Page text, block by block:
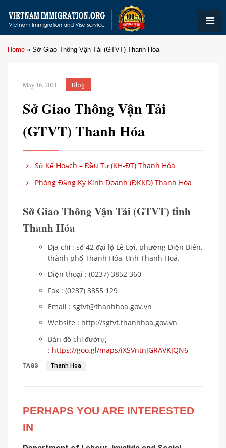
Home » Sở Giao Thông Vận Tải (GTVT) Thanh Hóa
May 16, 2021 Blog
Sở Giao Thông Vận Tải
(GTVT) Thanh Hóa
Sở Kế Hoạch – Đầu Tư (KH-ĐT) Thanh Hóa
Phòng Đăng Ký Kinh Doanh (ĐKKD) Thanh Hóa
Sở Giao Thông Vận Tải (GTVT) tỉnh
Thanh Hóa
Địa chỉ : số 42 đại lộ Lê Lợi, phường Điện Biên,
thành phố Thanh Hóa, tỉnh Thanh Hoá.
Điện thoại : (0237) 3852 360
Fax : (0237) 3855 129
Email : sgtvt@thanhhoa.gov.vn
Website : http://sgtvt.thanhhoa.gov.vn
Bản đồ chỉ đường
: https://goo.gl/maps/iXSVntnJGRAVKJQN6
TAGS Thanh Hoa
PERHAPS YOU ARE INTERESTED
IN